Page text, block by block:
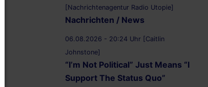
[Nachrichtenagentur Radio Utopie]
Nachrichten / News
06.08.2026 - 20:24 Uhr [Caitlin
Johnstone]
“I’m Not Political” Just Means “I
Support The Status Quo”